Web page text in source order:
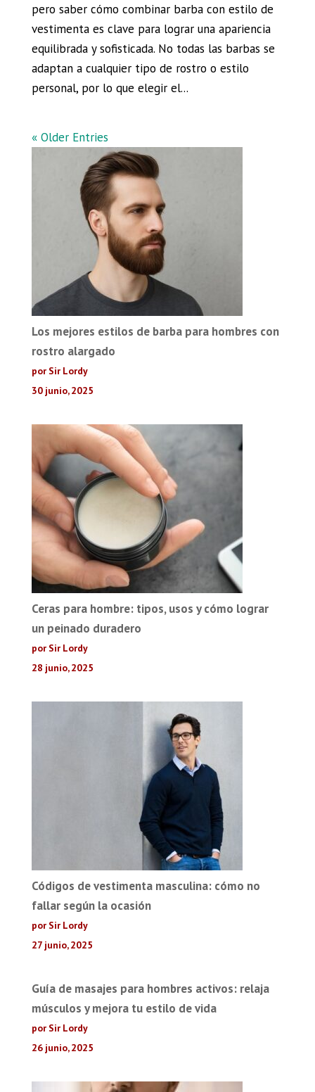
pero saber cómo combinar barba con estilo de
vestimenta es clave para lograr una apariencia
equilibrada y sofisticada. No todas las barbas se
adaptan a cualquier tipo de rostro o estilo
personal, por lo que elegir el...
« Older Entries
Los mejores estilos de barba para hombres con
rostro alargado
por Sir Lordy
30 junio, 2025
Ceras para hombre: tipos, usos y cómo lograr
un peinado duradero
por Sir Lordy
28 junio, 2025
Códigos de vestimenta masculina: cómo no
fallar según la ocasión
por Sir Lordy
27 junio, 2025
Guía de masajes para hombres activos: relaja
músculos y mejora tu estilo de vida
por Sir Lordy
26 junio, 2025